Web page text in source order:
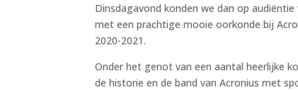
Dinsdagavond konden we dan op
met een prachtige mooie oorkonde bij
2020-2021.
Onder het genot van een aantal heerlijke
de historie en de band van Acronius met